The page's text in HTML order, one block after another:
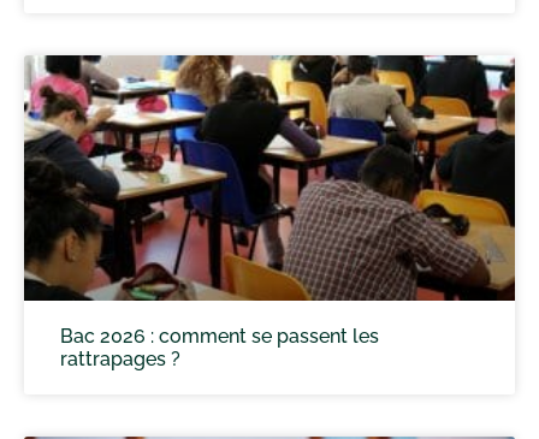
Bac 2026 : comment se passent les
rattrapages ?